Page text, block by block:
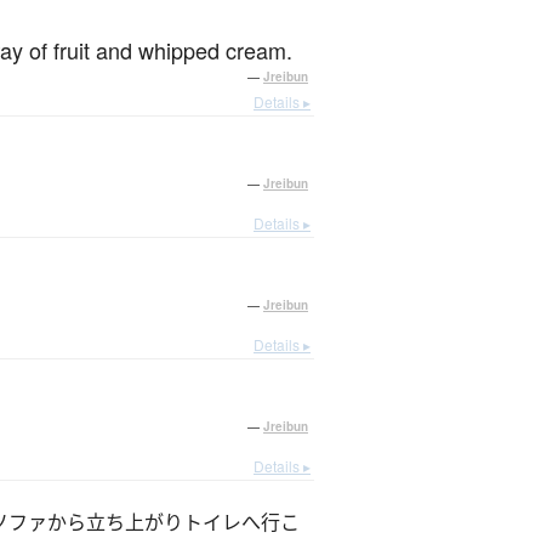
of fruit and whipped cream.
— Jreibun
Details ▸
— Jreibun
Details ▸
— Jreibun
Details ▸
— Jreibun
Details ▸
ァから立ち上がりトイレへ行こ